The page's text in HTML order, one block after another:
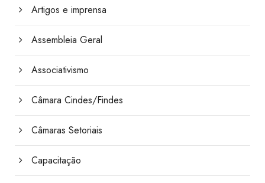
Artigos e imprensa
Assembleia Geral
Associativismo
Câmara Cindes/Findes
Câmaras Setoriais
Capacitação